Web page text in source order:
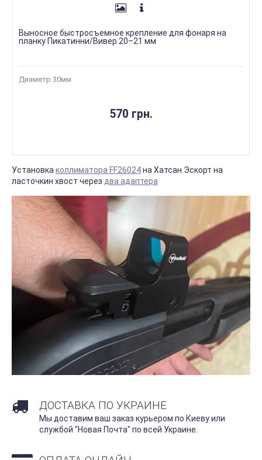
Выносное быстросъемное крепление для фонаря на
планку Пикатинни/Вивер 20–21 мм
Диаметр 30мм
570 грн.
Установка коллиматора FF26024на Хатсан Эскорт на
ласточкин хвост через два адаптера
ДОСТАВКА ПО УКРАИНЕ
Мы доставим ваш заказ курьером по Киеву или
службой "Новая Почта" по всей Украине.